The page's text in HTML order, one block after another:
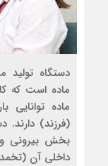
دستگاه تولید
ماده است که
ماده توانایی
(فرزند) دارند.
بخش بیرونی
داخلی آن